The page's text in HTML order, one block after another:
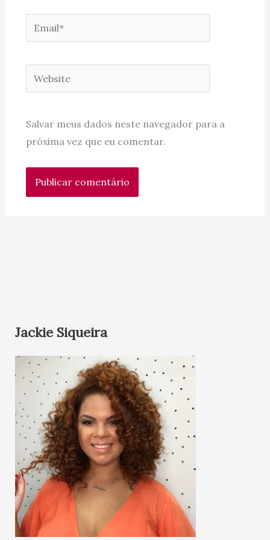
Email*
Website
Salvar meus dados neste navegador para a
próxima vez que eu comentar.
Jackie Siqueira